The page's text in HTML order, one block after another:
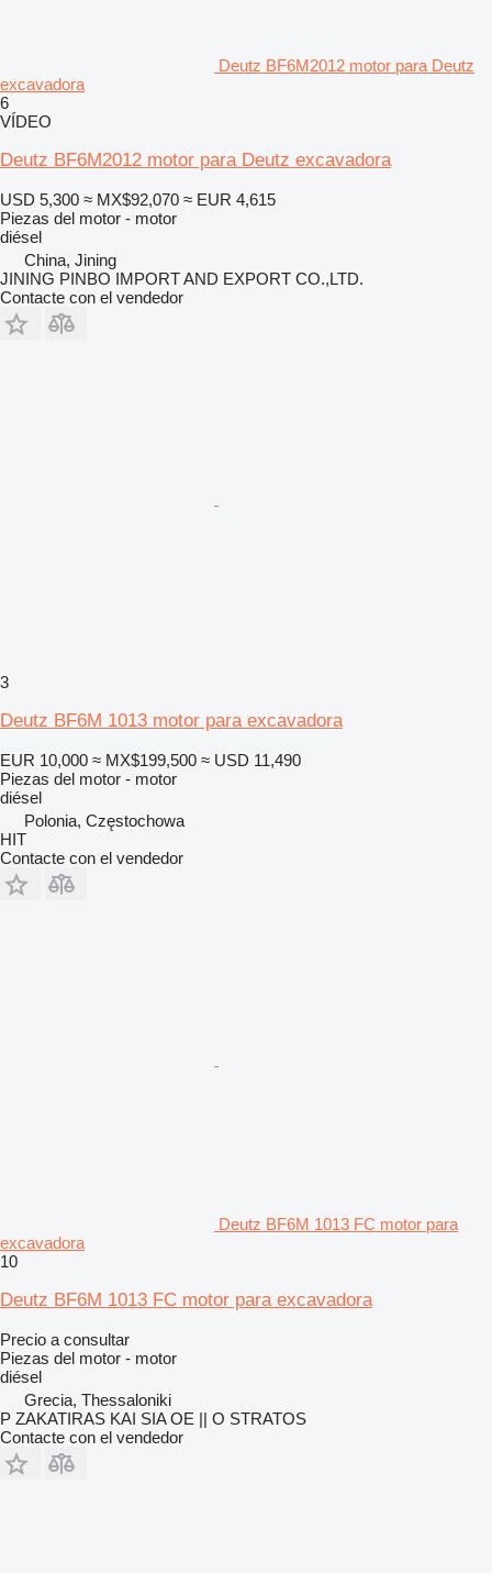
Deutz BF6M2012 motor para Deutz
excavadora
6
VÍDEO
Deutz BF6M2012 motor para Deutz excavadora
USD 5,300 ≈ MX$92,070 ≈ EUR 4,615
Piezas del motor - motor
diésel
China, Jining
JINING PINBO IMPORT AND EXPORT CO.,LTD.
Contacte con el vendedor
3
Deutz BF6M 1013 motor para excavadora
EUR 10,000 ≈ MX$199,500 ≈ USD 11,490
Piezas del motor - motor
diésel
Polonia, Częstochowa
HIT
Contacte con el vendedor
Deutz BF6M 1013 FC motor para
excavadora
10
Deutz BF6M 1013 FC motor para excavadora
Precio a consultar
Piezas del motor - motor
diésel
Grecia, Thessaloniki
P ZAKATIRAS KAI SIA OE || O STRATOS
Contacte con el vendedor